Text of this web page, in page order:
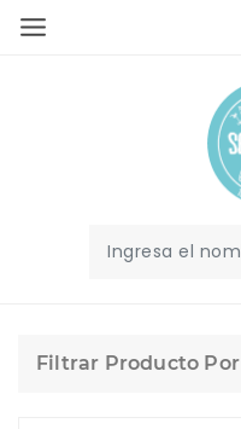
Filtrar Producto Por